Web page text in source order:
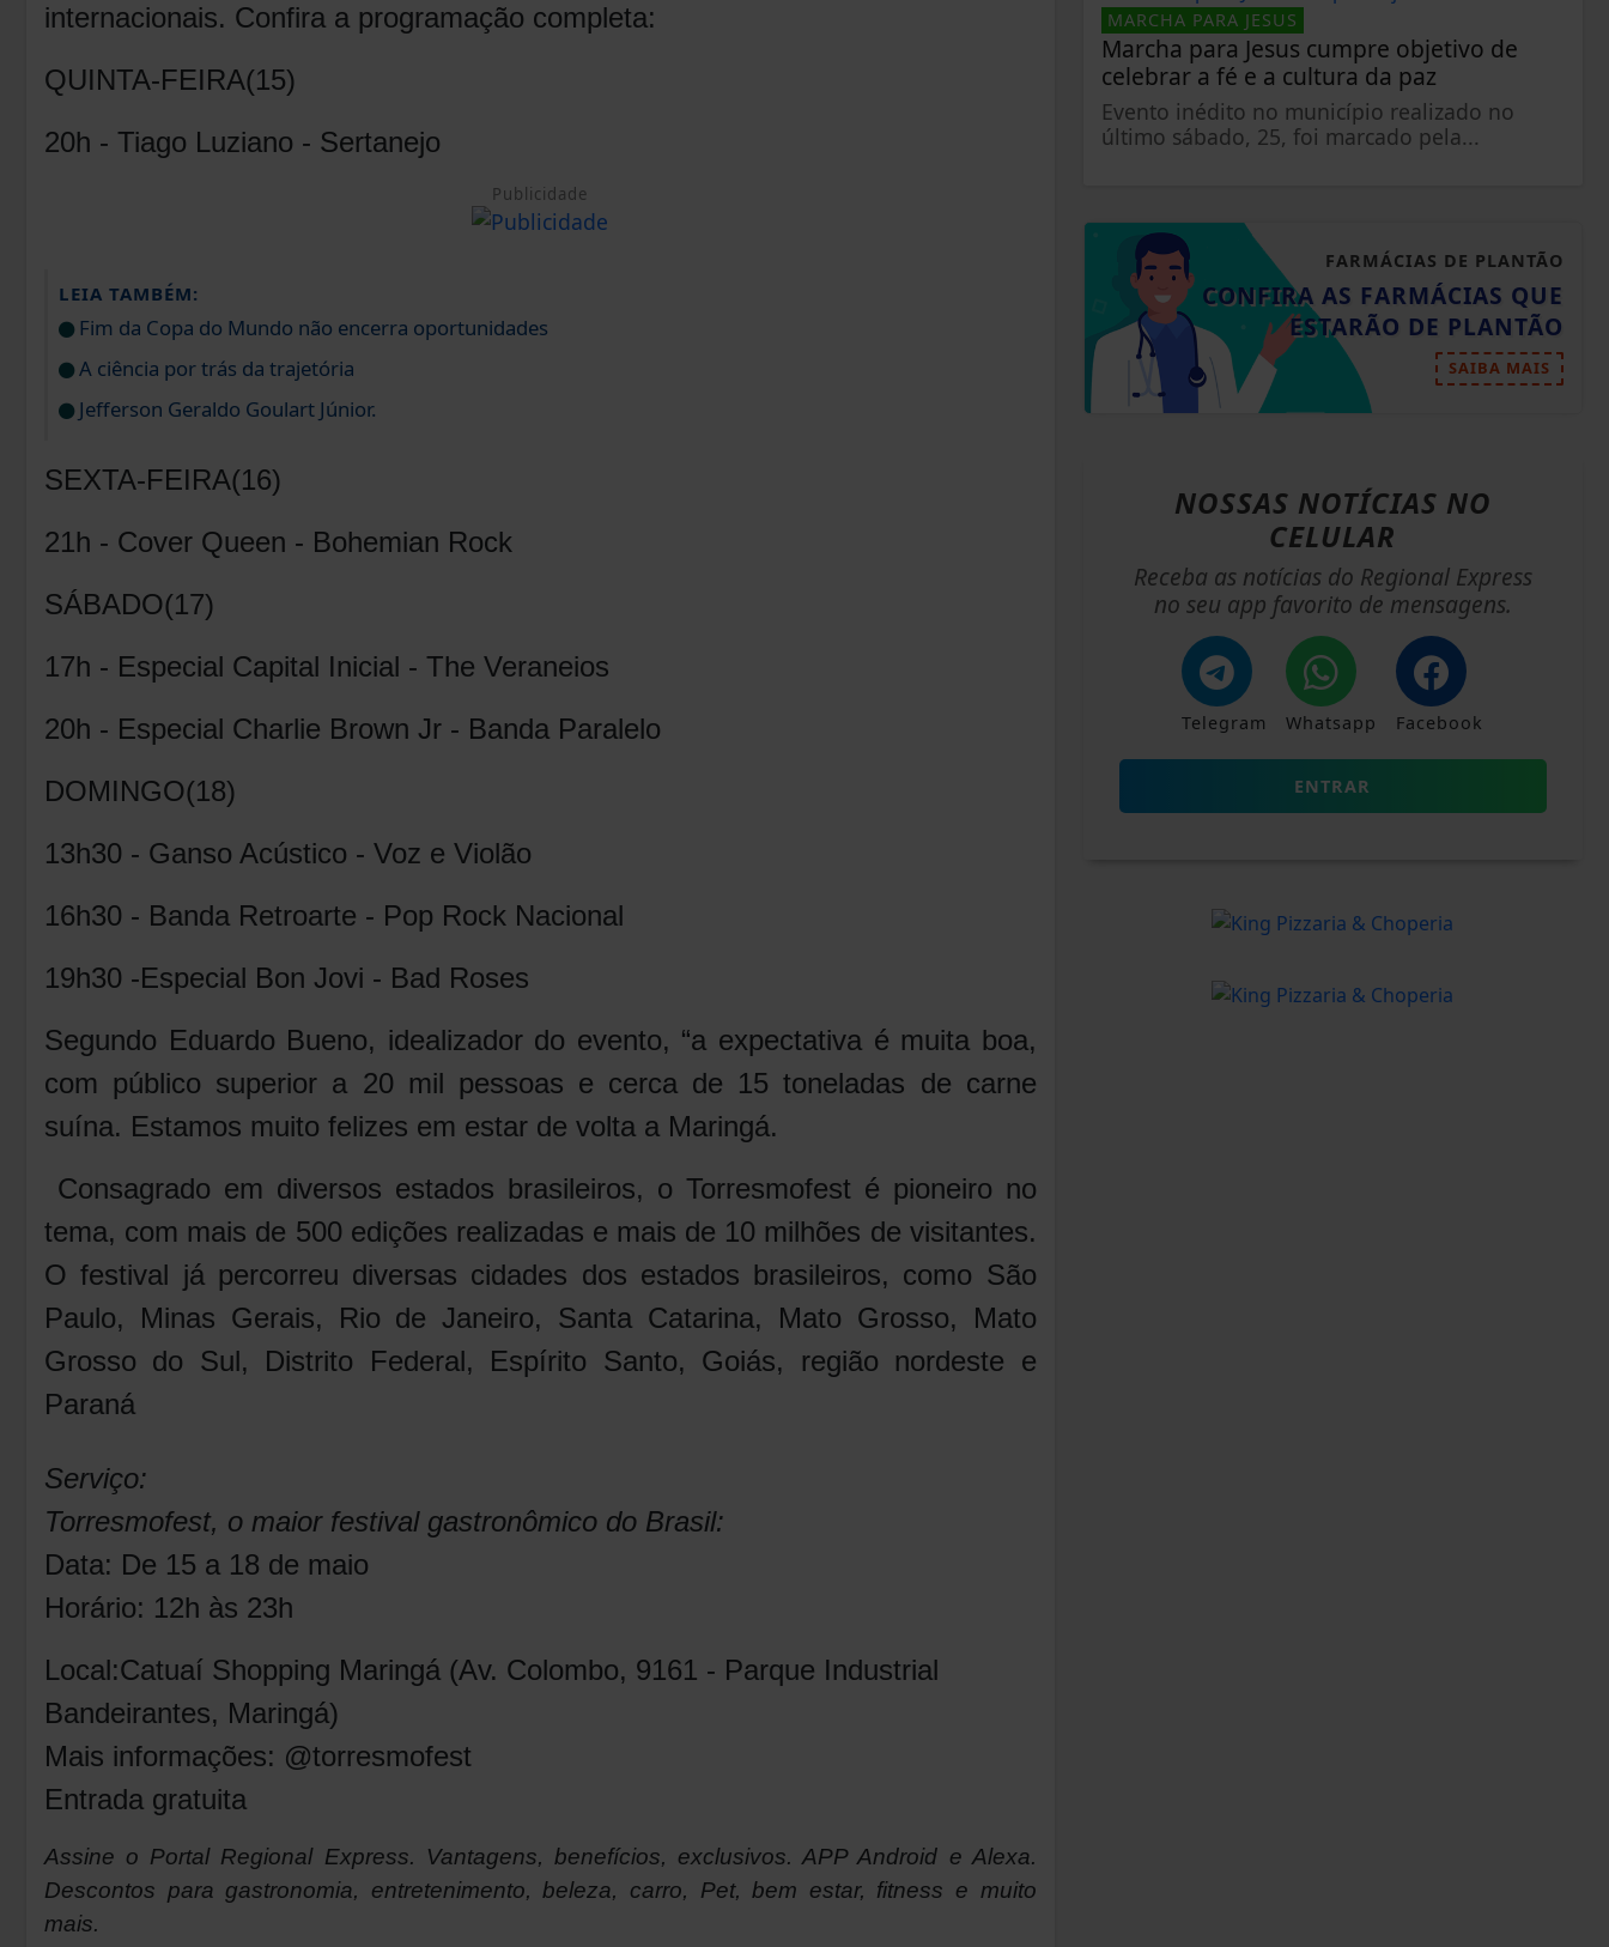
internacionais. Confira a programação completa:
QUINTA-FEIRA(15)
20h - Tiago Luziano - Sertanejo
Publicidade
LEIA TAMBÉM:
Fim da Copa do Mundo não encerra oportunidades
A ciência por trás da trajetória
Jefferson Geraldo Goulart Júnior.
SEXTA-FEIRA(16)
21h - Cover Queen - Bohemian Rock
SÁBADO(17)
17h - Especial Capital Inicial - The Veraneios
20h - Especial Charlie Brown Jr - Banda Paralelo
DOMINGO(18)
13h30 - Ganso Acústico - Voz e Violão
16h30 - Banda Retroarte - Pop Rock Nacional
19h30 -Especial Bon Jovi - Bad Roses
Segundo Eduardo Bueno, idealizador do evento, “a expectativa é muita boa,
com público superior a 20 mil pessoas e cerca de 15 toneladas de carne
suína. Estamos muito felizes em estar de volta a Maringá.
Consagrado em diversos estados brasileiros, o Torresmofest é pioneiro no
tema, com mais de 500 edições realizadas e mais de 10 milhões de visitantes.
O festival já percorreu diversas cidades dos estados brasileiros, como São
Paulo, Minas Gerais, Rio de Janeiro, Santa Catarina, Mato Grosso, Mato
Grosso do Sul, Distrito Federal, Espírito Santo, Goiás, região nordeste e
Paraná
Serviço:
Torresmofest, o maior festival gastronômico do Brasil:
Data: De 15 a 18 de maio
Horário: 12h às 23h
Local:Catuaí Shopping Maringá (Av. Colombo, 9161 - Parque Industrial
Bandeirantes, Maringá)
Mais informações: @torresmofest
Entrada gratuita
Assine o Portal Regional Express. Vantagens, benefícios, exclusivos. APP Android e Alexa.
Descontos para gastronomia, entretenimento, beleza, carro, Pet, bem estar, fitness e muito
mais.
MARCHA PARA JESUS
Marcha para Jesus cumpre objetivo de
celebrar a fé e a cultura da paz
Evento inédito no município realizado no
último sábado, 25, foi marcado pela...
FARMÁCIAS DE PLANTÃO
CONFIRA AS FARMÁCIAS QUE
ESTARÃO DE PLANTÃO
SAIBA MAIS
NOSSAS NOTÍCIAS NO
CELULAR
Receba as notícias do Regional Express
no seu app favorito de mensagens.
Telegram Whatsapp Facebook
ENTRAR